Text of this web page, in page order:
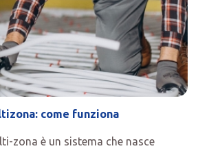
come funziona
zona è un sistema che nasce